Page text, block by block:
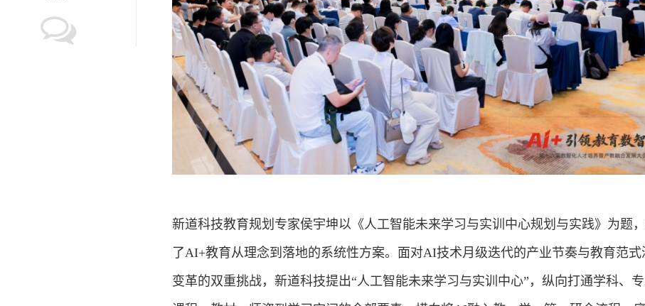
新道科技教育规划专家侯宇坤以《人工智能未来学习与实训中心规划与实践》为题
了AI+教育从理念到落地的系统性方案。面对AI技术月级迭代的产业节奏与教育范式
变革的双重挑战，新道科技提出“人工智能未来学习与实训中心”，纵向打通学科、专